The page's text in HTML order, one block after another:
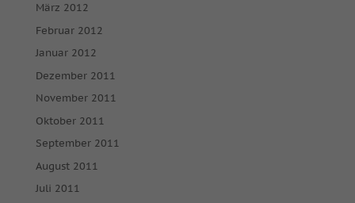
März 2012
Februar 2012
Januar 2012
Dezember 2011
November 2011
Oktober 2011
September 2011
August 2011
Juli 2011